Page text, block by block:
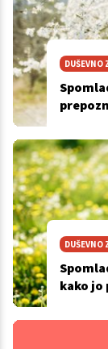
DUŠEVNO
DUŠEVNO
kako jo